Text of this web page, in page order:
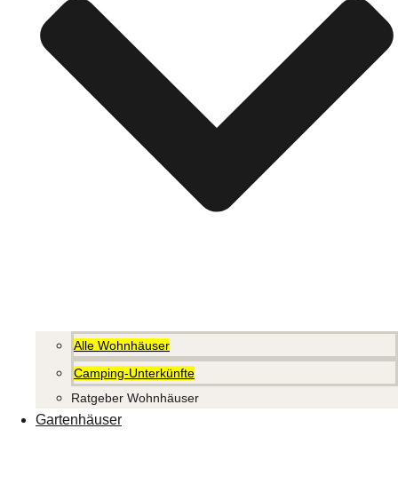
Alle Wohnhäuser
Camping-Unterkünfte
Ratgeber Wohnhäuser
Gartenhäuser